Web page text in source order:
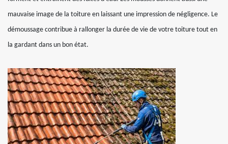
mauvaise image de la toiture en laissant une impression de négligence. Le
démoussage contribue à rallonger la durée de vie de votre toiture tout en
la gardant dans un bon état.